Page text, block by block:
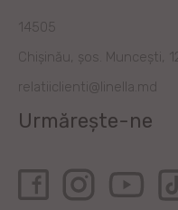
14505
Chișinău, șos. Muncești,
relatiiclienti@linella.md
Urmărește-ne